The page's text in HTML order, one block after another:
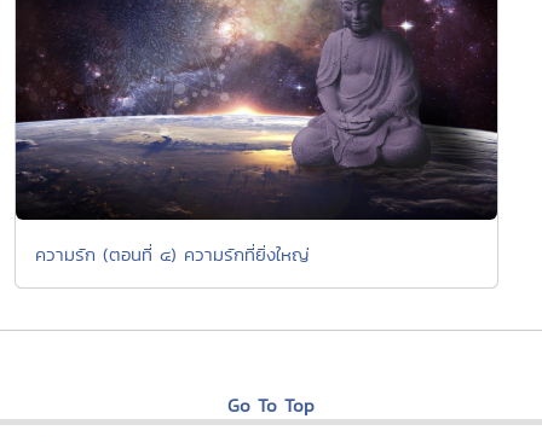
ความรัก (ตอนที่ ๔) ความรักที่ยิ่งใหญ่
Go To Top